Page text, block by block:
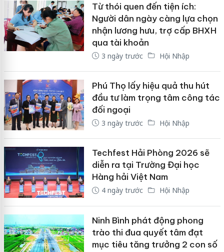
Từ thói quen đến tiện ích:
Người dân ngày càng lựa chọn
nhận lương hưu, trợ cấp BHXH
qua tài khoản
3 ngày trước Hội Nhập
Phú Thọ lấy hiệu quả thu hút
đầu tư làm trọng tâm công tác
đối ngoại
3 ngày trước Hội Nhập
Techfest Hải Phòng 2026 sẽ
diễn ra tại Trường Đại học
Hàng hải Việt Nam
4 ngày trước Hội Nhập
Ninh Bình phát động phong
trào thi đua quyết tâm đạt
mục tiêu tăng trưởng 2 con số